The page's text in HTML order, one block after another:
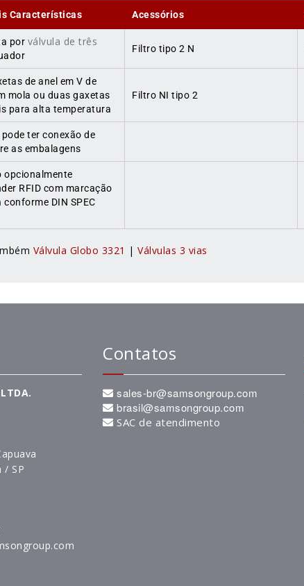
Características Acessórios
por válvula de três
Filtro tipo 2 N
de anel em V de
mola ou duas gaxetas
​​para alta temperatura
Filtro NI tipo 2
ter conexão de
as embalagens
opcionalmente
RFID com marcação
conforme DIN SPEC
Válvula Globo 3321 | Válvulas 3 vias
/ SP
Contatos
sales-br@samsongroup.com
brasil@samsongroup.com
SAC de atendimento